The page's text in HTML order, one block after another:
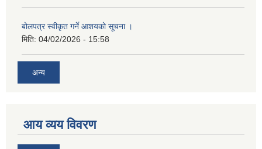
बोलपत्र स्वीकृत गर्ने आशयको सूचना ।
मिति: 04/02/2026 - 15:58
अन्य
आय व्यय विवरण